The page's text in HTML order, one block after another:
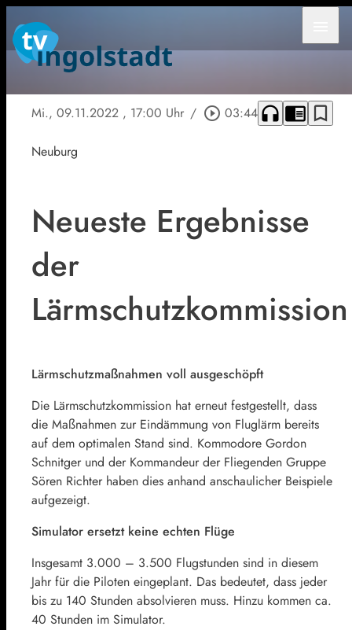
Mi., 09.11.2022 , 17:00 Uhr / play_circle_outline 03:44 headphones chrome_reader_mode bookmark_border
Neuburg
Neueste Ergebnisse
der
Lärmschutzkommission
Lärmschutzmaßnahmen voll ausgeschöpft
Die Lärmschutzkommission hat erneut festgestellt, dass
die Maßnahmen zur Eindämmung von Fluglärm bereits
auf dem optimalen Stand sind. Kommodore Gordon
Schnitger und der Kommandeur der Fliegenden Gruppe
Sören Richter haben dies anhand anschaulicher Beispiele
aufgezeigt.
Simulator ersetzt keine echten Flüge
Insgesamt 3.000 – 3.500 Flugstunden sind in diesem
Jahr für die Piloten eingeplant. Das bedeutet, dass jeder
bis zu 140 Stunden absolvieren muss. Hinzu kommen ca.
40 Stunden im Simulator.